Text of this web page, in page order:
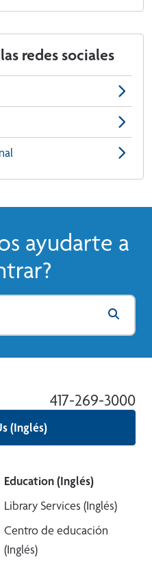
redes sociales
ayudarte a
(Inglés)
417-269-3000
Education (Inglés)
Library Services (Inglés)
Centro de educación
(Inglés)